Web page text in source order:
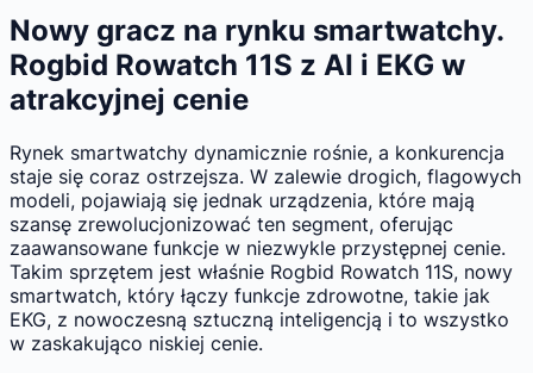
Nowy gracz na rynku smartwatchy.
Rogbid Rowatch 11S z AI i EKG w
atrakcyjnej cenie
Rynek smartwatchy dynamicznie rośnie, a konkurencja
staje się coraz ostrzejsza. W zalewie drogich, flagowych
modeli, pojawiają się jednak urządzenia, które mają
szansę zrewolucjonizować ten segment, oferując
zaawansowane funkcje w niezwykle przystępnej cenie.
Takim sprzętem jest właśnie Rogbid Rowatch 11S, nowy
smartwatch, który łączy funkcje zdrowotne, takie jak
EKG, z nowoczesną sztuczną inteligencją i to wszystko
w zaskakująco niskiej cenie.